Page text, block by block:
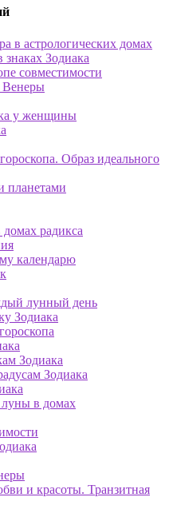
в астрологических домах
Зодиака
совместимости
Венеры
у женщины
Образ идеального
планетами
радикса
календарю
лунный день
Зодиака
Зодиака
Зодиака
в домах
и красоты. Транзитная